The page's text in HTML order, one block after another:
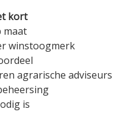
kort
maat
winstoogmerk
agrarische adviseurs
is